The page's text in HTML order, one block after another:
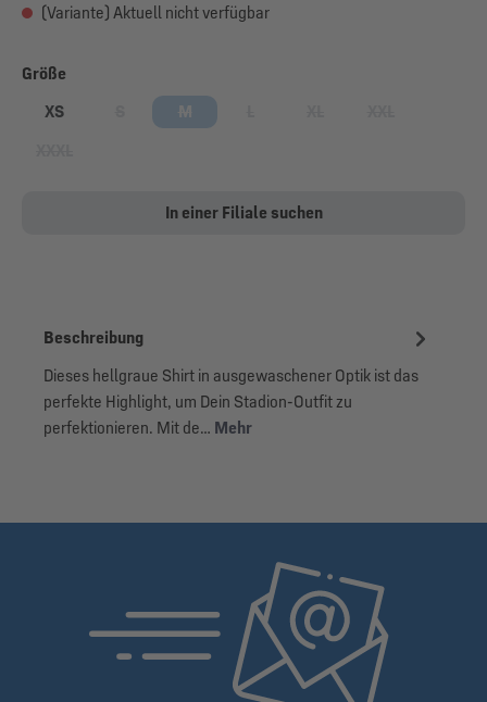
(Variante) Aktuell nicht verfügbar
Größe
XS
(Diese Option ist zurzeit nicht verfügbar.)
M
(Diese Option ist zurzeit nicht verfügbar.)
In einer Filiale suchen
Beschreibung
Dieses hellgraue Shirt in ausgewaschener Optik ist das
perfekte Highlight, um Dein Stadion-Outfit zu
perfektionieren. Mit de… Mehr